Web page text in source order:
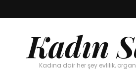
Kadın
Kadına dair her şey evlilik,